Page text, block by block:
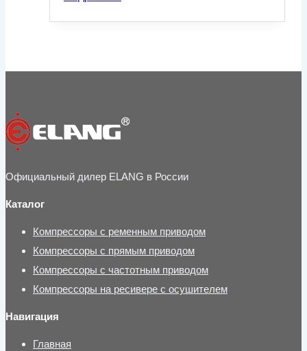
Официальный дилер ELANG в России
Каталог
Компрессоры с ременным приводом
Компрессоры с прямым приводом
Компрессоры с частотным приводом
Компрессоры на ресивере с осушителем
Навигация
Главная